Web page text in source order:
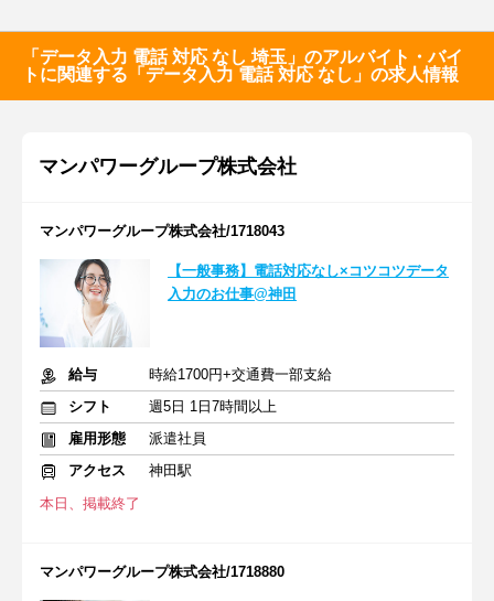
「データ入力 電話 対応 なし 埼玉」のアルバイト・バイ
トに関連する「データ入力 電話 対応 なし」の求人情報
マンパワーグループ株式会社
マンパワーグループ株式会社/1718043
【一般事務】電話対応なし×コツコツデータ
入力のお仕事@神田
給与
時給1700円+交通費一部支給
シフト
週5日 1日7時間以上
雇用形態
派遣社員
アクセス
神田駅
本日、掲載終了
マンパワーグループ株式会社/1718880